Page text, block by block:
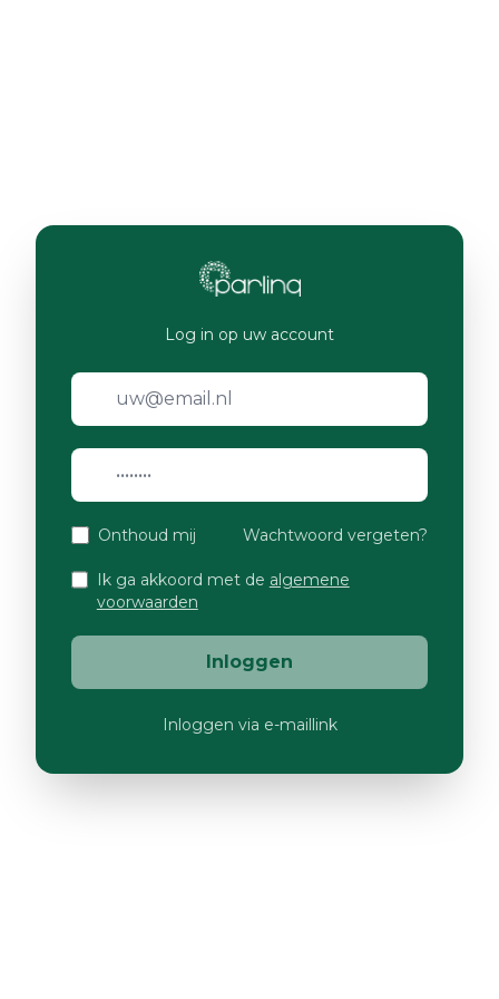
Log in op uw account
Onthoud mij Wachtwoord vergeten?
Ik ga akkoord met de algemene
voorwaarden
Inloggen
Inloggen via e-maillink